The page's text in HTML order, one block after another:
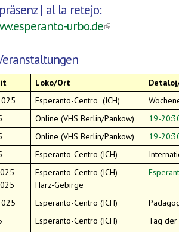
| al la retejo:
urbo.de(link is
Loko/Ort
Esperanto-Centro (ICH)
Online (VHS Berlin/Pankow)
19-
Online (VHS Berlin/Pankow)
19-
Esperanto-Centro (ICH)
Esperanto-Centro (ICH)
Harz-Gebirge
Esperanto-Centro (ICH)
Esperanto-Centro (ICH)
Tag